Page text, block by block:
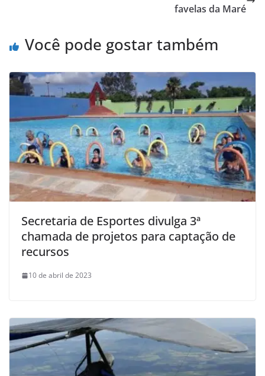
favelas da Maré
Você pode gostar também
Secretaria de Esportes divulga 3ª
chamada de projetos para captação de
recursos
10 de abril de 2023